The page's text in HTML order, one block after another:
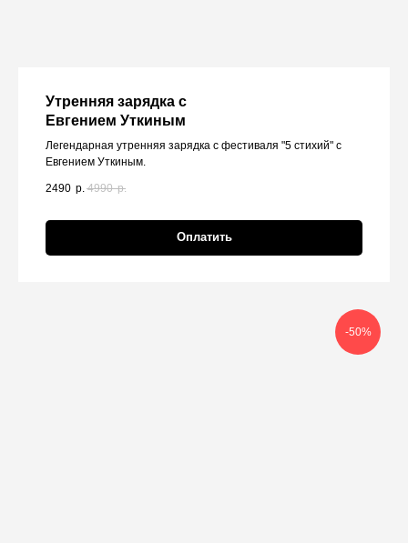
Утренняя зарядка с
Евгением Уткиным
Легендарная утренняя зарядка с фестиваля "5 стихий" с
Евгением Уткиным.
2490 р. 4990 р.
Оплатить
-50%